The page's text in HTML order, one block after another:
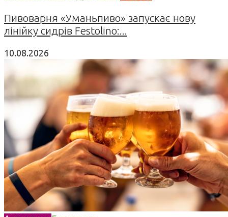
Пивоварня «Уманьпиво» запускає нову
лінійку сидрів Festolino:...
10.08.2026